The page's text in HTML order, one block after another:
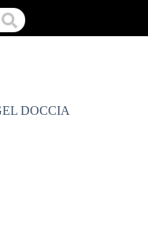
DOCCIA